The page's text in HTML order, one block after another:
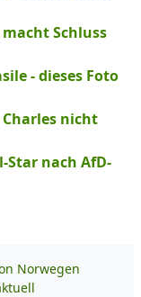
Schluss
- dieses Foto
nicht
Star nach AfD-
Norwegen